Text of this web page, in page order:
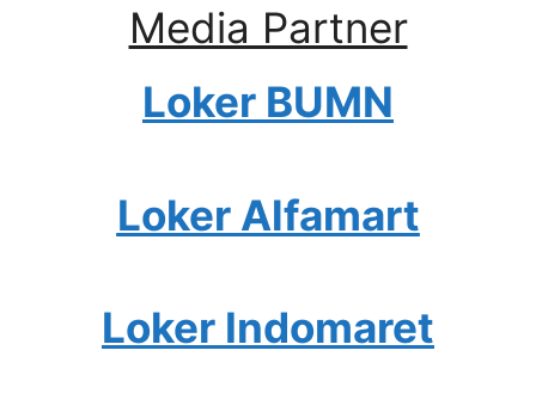
Media Partner
Loker BUMN
Loker Alfamart
Loker Indomaret